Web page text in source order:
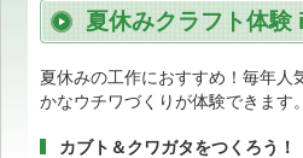
夏休みクラフト体験
夏休みの工作におすすめ！毎年人
かなウチワづくりが体験できます。
カブト＆クワガタをつくろう！